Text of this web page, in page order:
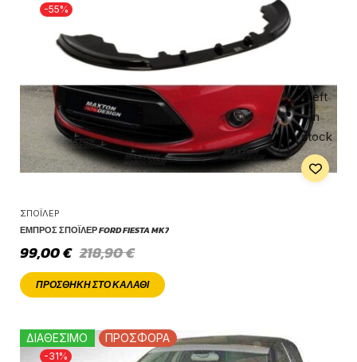
-55%
1 left
in
stock
ΣΠΌΙΛΕΡ
ΕΜΠΡΌΣ ΣΠΌΙΛΕΡ FORD FIESTA MK7
218,90€
99,00€
ΠΡΟΣΘΉΚΗ ΣΤΟ ΚΑΛΆΘΙ
-31%
ΔΙΑΘΕΣΙΜΟ ΠΡΟΣΦΟΡΑ